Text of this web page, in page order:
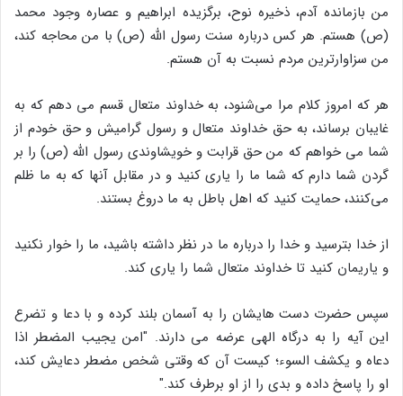
من بازمانده آدم، ذخیره نوح، برگزیده ابراهیم و عصاره وجود محمد
(ص) هستم. هر کس درباره سنت رسول الله (ص) با من محاجه کند،
من سزاوارترین مردم نسبت به آن هستم.
هر که امروز کلام مرا می‌شنود، به خداوند متعال قسم می دهم که به
غایبان برساند، به حق خداوند متعال و رسول گرامیش و حق خودم از
شما می خواهم که من حق قرابت و خویشاوندی رسول الله (ص) را بر
گردن شما دارم که شما ما را یاری کنید و در مقابل آنها که به ما ظلم
می‌کنند، حمایت کنید که اهل باطل به ما دروغ بستند.
از خدا بترسید و خدا را درباره ما در نظر داشته باشید، ما را خوار نکنید
و یاریمان کنید تا خداوند متعال شما را یاری کند.
سپس حضرت دست هایشان را به آسمان بلند کرده و با دعا و تضرع
این آیه را به درگاه الهی عرضه می دارند. "امن یجیب المضطر اذا
دعاه و یکشف السوء؛ کیست آن که وقتی شخص مضطر دعایش کند،
او را پاسخ داده و بدی را از او برطرف کند."